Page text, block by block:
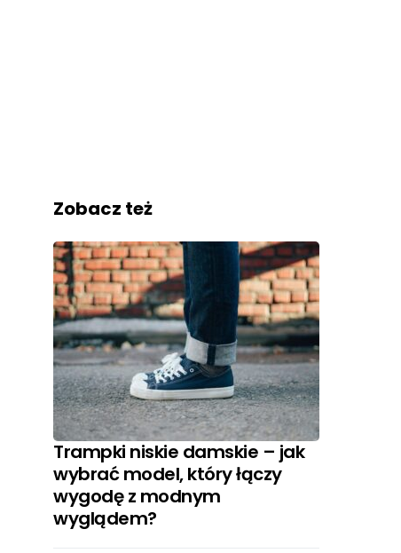
Zobacz też
Trampki niskie damskie – jak
wybrać model, który łączy
wygodę z modnym
wyglądem?